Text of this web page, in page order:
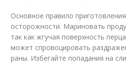
Основное правило
осторожности. Мариновать
так как жгучая поверхность
может спровоцировать
раны. Избегайте попадания на